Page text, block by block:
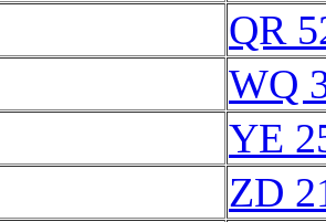
QR
WQ
YE
ZD